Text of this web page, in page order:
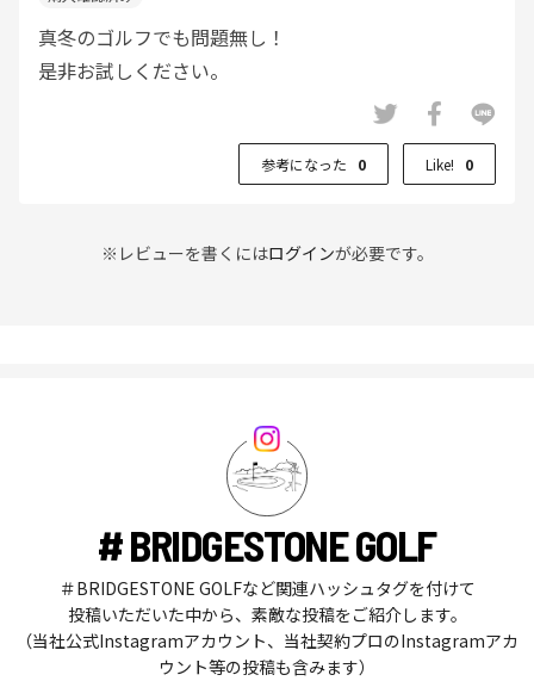
真冬のゴルフでも問題無し！
是非お試しください。
参考になった 0 Like! 0
※レビューを書くにはログインが必要です。
# BRIDGESTONE GOLF
＃BRIDGESTONE GOLFなど関連ハッシュタグを付けて
投稿いただいた中から、素敵な投稿をご紹介します。
（当社公式Instagramアカウント、当社契約プロのInstagramアカ
ウント等の投稿も含みます）